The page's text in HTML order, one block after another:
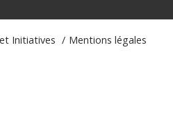
Initiatives Mentions légales